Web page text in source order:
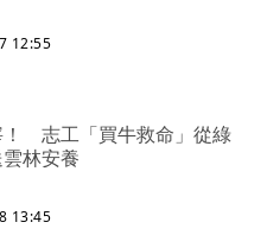
12:55
！ 志工「買牛救命」從綠
林安養
13:45